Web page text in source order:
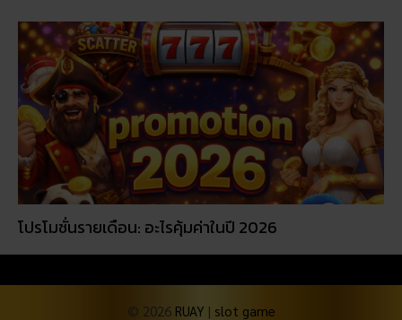
โปรโมชั่นรายเดือน: อะไรคุ้มค่าในปี 2026
© 2026 RUAY | slot game